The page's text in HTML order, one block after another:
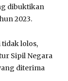
dibuktikan
2023.
lolos,
Sipil Negara
diterima